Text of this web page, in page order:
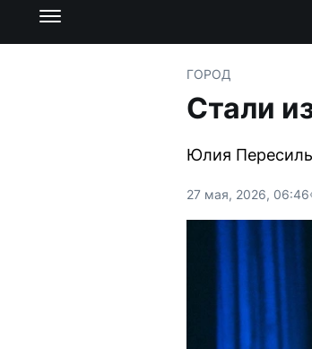
ГОРОД
Стали
Юлия
27 мая, 2026, 06:46